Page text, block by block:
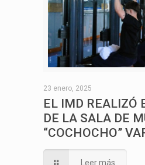
23 enero, 2025
EL IMD REALIZÓ
DE LA SALA DE
“COCHOCHO”
Leer más